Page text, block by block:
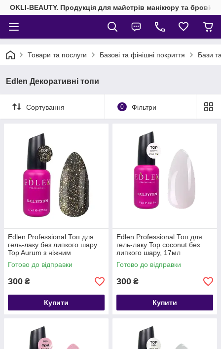
OKLI-BEAUTY. Продукція для майстрів манікюру та
Товари та послуги Базові та фінішні покриття Бази
Edlen Декоративні топи
Сортування 0 Фільтри
Edlen Professional Топ для
гель-лаку без липкого шару
Top Aurum з ніжним
золотистим шиммером, 17мл
Готово до відправки
300 ₴
Купити
Edlen Professional Топ для
гель-лаку Top coconut без
липкого шару, 17мл
Готово до відправки
300 ₴
Купити